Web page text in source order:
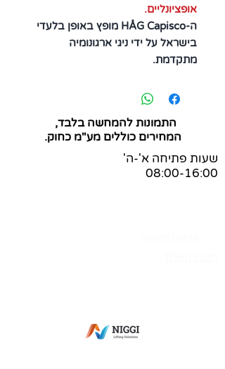
אופציונליים.
ה-HÅG Capisco מופץ באופן בלעדי
בישראל על ידי ניגי ארגונומיה
מתקדמת.
התמונות להמחשה בלבד,
המחירים כוללים מע"מ כחוק.
שעות פתיחה א'-ה'
08:00-16:00